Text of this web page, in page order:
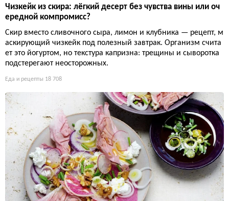
Чизкейк из скира: лёгкий десерт без чувства вины или оч
ередной компромисс?
Скир вместо сливочного сыра, лимон и клубника — рецепт, м
аскирующий чизкейк под полезный завтрак. Организм счита
ет это йогуртом, но текстура капризна: трещины и сыворотка
подстерегают неосторожных.
Еда и рецепты 18 708